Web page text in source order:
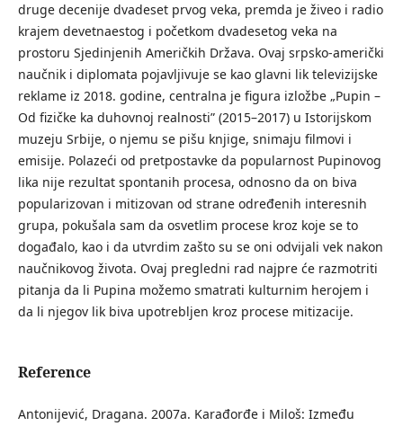
druge decenije dvadeset prvog veka, premda je živeo i radio
krajem devetnaestog i početkom dvadesetog veka na
prostoru Sjedinjenih Američkih Država. Ovaj srpsko-američki
naučnik i diplomata pojavljivuje se kao glavni lik televizijske
reklame iz 2018. godine, centralna je figura izložbe „Pupin –
Od fizičke ka duhovnoj realnosti” (2015–2017) u Istorijskom
muzeju Srbije, o njemu se pišu knjige, snimaju filmovi i
emisije. Polazeći od pretpostavke da popularnost Pupinovog
lika nije rezultat spontanih procesa, odnosno da on biva
popularizovan i mitizovan od strane određenih interesnih
grupa, pokušala sam da osvetlim procese kroz koje se to
događalo, kao i da utvrdim zašto su se oni odvijali vek nakon
naučnikovog života. Ovaj pregledni rad najpre će razmotriti
pitanja da li Pupina možemo smatrati kulturnim herojem i
da li njegov lik biva upotrebljen kroz procese mitizacije.
Reference
Antonijević, Dragana. 2007a. Karađorđe i Miloš: Između